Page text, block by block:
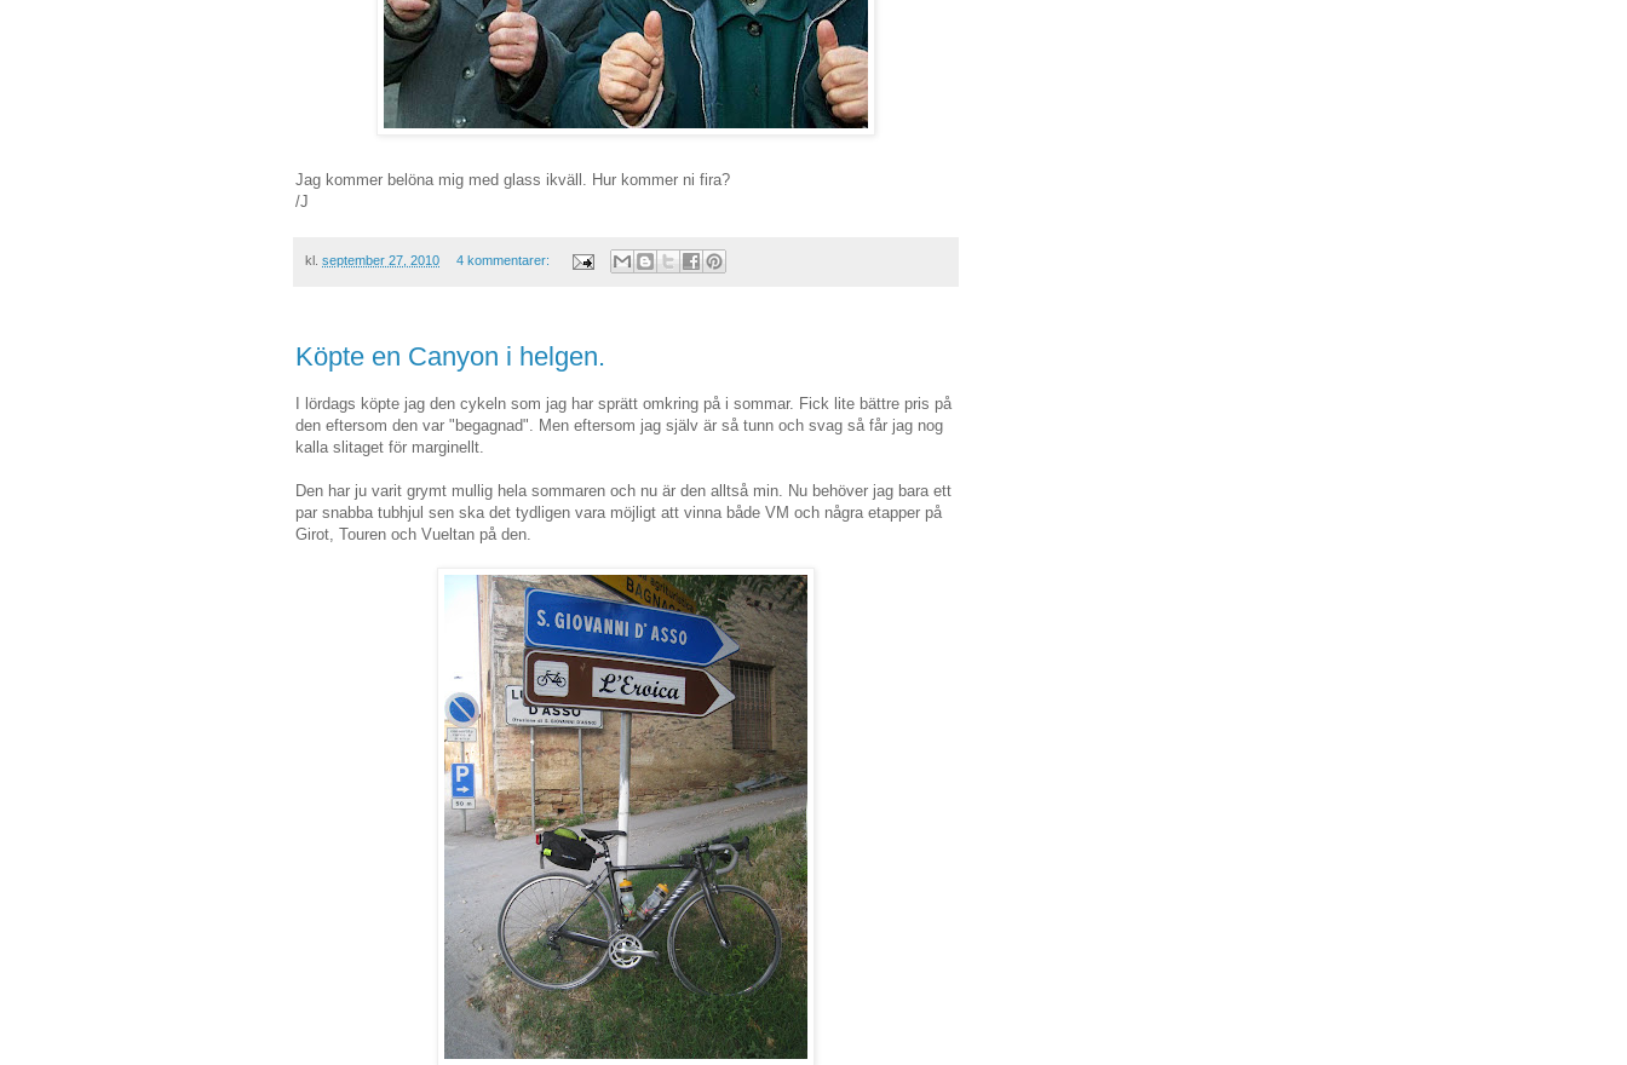
Jag kommer belöna mig med glass ikväll. Hur kommer ni fira?
/J
kl. september 27, 2010 4 kommentarer:
Köpte en Canyon i helgen.
I lördags köpte jag den cykeln som jag har sprätt omkring på i sommar. Fick lite bättre pris på
den eftersom den var "begagnad". Men eftersom jag själv är så tunn och svag så får jag nog
kalla slitaget för marginellt.
Den har ju varit grymt mullig hela sommaren och nu är den alltså min. Nu behöver jag bara ett
par snabba tubhjul sen ska det tydligen vara möjligt att vinna både VM och några etapper på
Girot, Touren och Vueltan på den.